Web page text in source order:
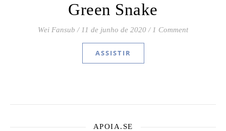
Green Snake
Wei Fansub / 11 de junho de 2020 / 1 Comment
ASSISTIR
APOIA.SE